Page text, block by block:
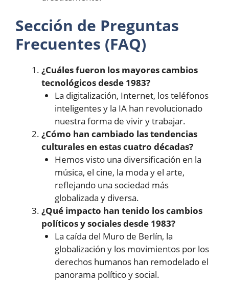
Sección de Preguntas
Frecuentes (FAQ)
¿Cuáles fueron los mayores cambios
tecnológicos desde 1983?
La digitalización, Internet, los teléfonos
inteligentes y la IA han revolucionado
nuestra forma de vivir y trabajar.
¿Cómo han cambiado las tendencias
culturales en estas cuatro décadas?
Hemos visto una diversificación en la
música, el cine, la moda y el arte,
reflejando una sociedad más
globalizada y diversa.
¿Qué impacto han tenido los cambios
políticos y sociales desde 1983?
La caída del Muro de Berlín, la
globalización y los movimientos por los
derechos humanos han remodelado el
panorama político y social.